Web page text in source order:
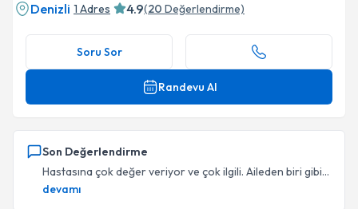
Denizli 1 Adres 4.9(20 Değerlendirme)
Soru Sor
Randevu Al
Son Değerlendirme
Hastasına çok değer veriyor ve çok ilgili. Aileden biri gibi...
devamı